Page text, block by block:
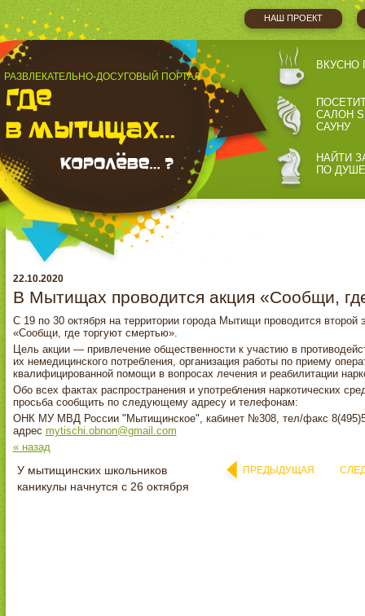
НАШ ПРОЕКТ
РАЗВЛЕКАТЕЛЬНО-ДОСУГОВЫЙ ПОРТАЛ
ВКУСНО
САЛОН
САУНУ
НАЙТИ
ПО ДУШЕ
22.10.2020
В Мытищах проводится акция «Сообщи,
С 19 по 30 октября на территории города Мытищи проводится второй
«Сообщи, где торгуют смертью».
Цель акции — привлечение общественности к участию в
их немедицинского потребления, организация работы по приему
квалифицированной помощи в вопросах лечения и реабилитации
Обо всех фактах распространения и употребления наркотических
просьба сообщить по следующему адресу и телефонам:
ОНК МУ МВД России "Мытищинское", кабинет №308, тел/факс
адрес mytischi.obnon@gmail.com
« назад
У мытищинских школьников
каникулы начнутся с 26 октября
ПРЕДЫДУЩАЯ